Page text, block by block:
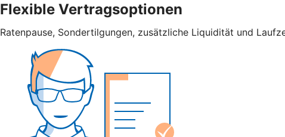
Flexible Vertragsoptionen
Ratenpause, Sondertilgungen, zusätzliche Liquidität und